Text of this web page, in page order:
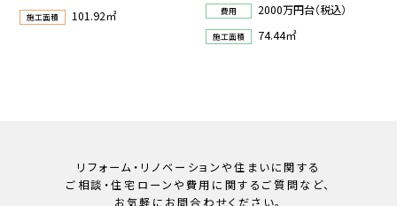
施工面積 101.92㎡ 費用 2000万円台（税込）
施工面積 74.44㎡
リフォーム・リノベーションや住まいに関する
ご相談・住宅ローンや費用に関するご質問など、
お気軽にお問合わせください。